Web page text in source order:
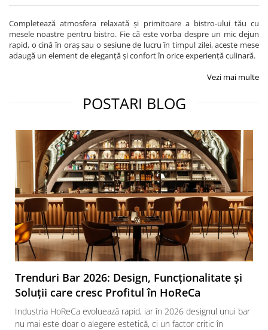
Completează atmosfera relaxată și primitoare a bistro-ului tău cu
mesele noastre pentru bistro. Fie că este vorba despre un mic dejun
rapid, o cină în oraș sau o sesiune de lucru în timpul zilei, aceste mese
adaugă un element de eleganță și confort în orice experiență culinară.
Vezi mai multe
POSTARI BLOG
Trenduri Bar 2026: Design, Funcționalitate și
Soluții care cresc Profitul în HoReCa
Industria HoReCa evoluează rapid, iar în 2026 designul unui bar
nu mai este doar o alegere estetică, ci un factor critic în